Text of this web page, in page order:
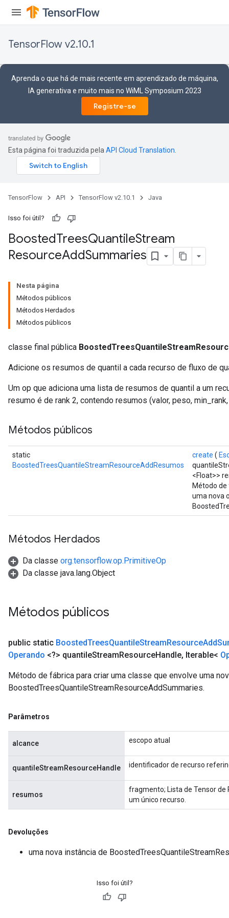
TensorFlow v2.10.1
Aprenda o que há de mais recente em aprendizado de máquina,
IA generativa e muito mais no WiML Symposium 2023
Registre-se
Esta página foi traduzida pela API Cloud Translation
TensorFlow API TensorFlow v2.10.1 Java
Isso foi útil?
BoostedTreesQuantileStream
ResourceAddSummaries
Nesta página
Métodos públicos
Métodos Herdados
Métodos públicos
classe final pública
Adicione os resumos de quantil a cada recurso de fluxo de
Um op que adiciona uma lista de resumos de quantil a um
resumo é de rank 2, contendo resumos (valor, peso,
Métodos públicos
static
BoostedTreesQuantileStreamResourceAddResumos
create (
<Float>>
Método
uma nova
Métodos Herdados
Da classe org.tensorflow.op.PrimitiveOp
Da classe java.lang.Object
Métodos públicos
public static BoostedTreesQuantileStreamResourceAdd
Operando <?> quantileStreamResourceHandle, Iterable<
Método de fábrica para criar uma classe que envolve uma
BoostedTreesQuantileStreamResourceAddSummaries.
Parâmetros
alcance escopo atual
quantileStreamResourceHandle identificador de recurso
resumos
fragmento; Lista de Tensor de
um único recurso.
Devoluções
uma nova instância de
Isso foi útil?